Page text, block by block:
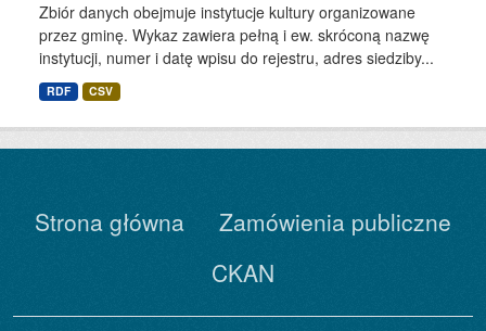
Zbiór danych obejmuje instytucje kultury organizowane
przez gminę. Wykaz zawiera pełną i ew. skróconą nazwę
instytucji, numer i datę wpisu do rejestru, adres siedziby...
RDF CSV
Strona główna
Zamówienia publiczne
CKAN